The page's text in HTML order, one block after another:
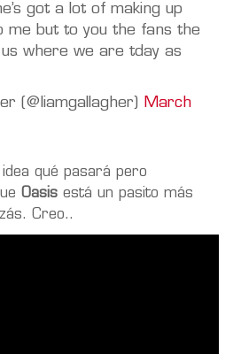
got a lot of making up
me but to you the fans the
where we are tday as
(@liamgallagher)
March
qué pasará pero
Oasis está un pasito más
Creo..